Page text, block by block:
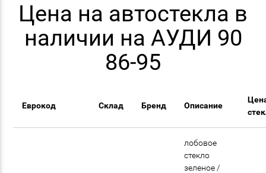
Цена на автостекла в
наличии на АУДИ 90
86-95
Еврокод Склад Бренд Описание
лобовое
стекло
зеленое /